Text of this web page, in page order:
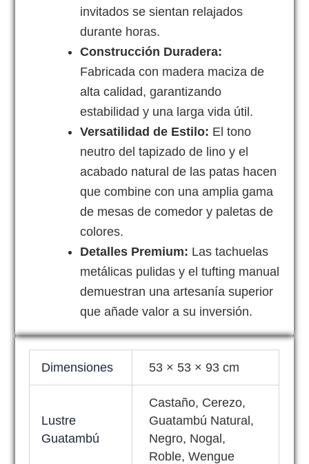
invitados se sientan relajados
durante horas.
Construcción Duradera:
Fabricada con madera maciza de
alta calidad, garantizando
estabilidad y una larga vida útil.
Versatilidad de Estilo: El tono
neutro del tapizado de lino y el
acabado natural de las patas hacen
que combine con una amplia gama
de mesas de comedor y paletas de
colores.
Detalles Premium: Las tachuelas
metálicas pulidas y el tufting manual
demuestran una artesanía superior
que añade valor a su inversión.
Dimensiones 53 × 53 × 93 cm
Lustre
Guatambú
Castaño, Cerezo,
Guatambú Natural,
Negro, Nogal,
Roble, Wengue